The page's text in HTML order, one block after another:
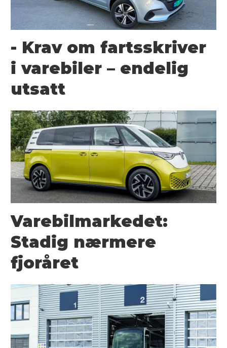
- Krav om fartsskriver
i varebiler – endelig
utsatt
Varebilmarkedet:
Stadig nærmere
fjoråret